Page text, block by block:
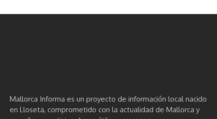
Mallorca Informa es un proyecto de información local nacido
en Lloseta, comprometido con la actualidad de Mallorca y